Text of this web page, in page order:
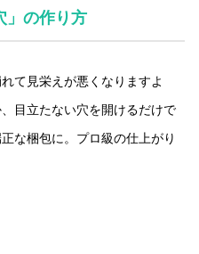
」の作り方
て見栄えが悪くなりますよ
目立たない穴を開けるだけで
な梱包に。プロ級の仕上がり